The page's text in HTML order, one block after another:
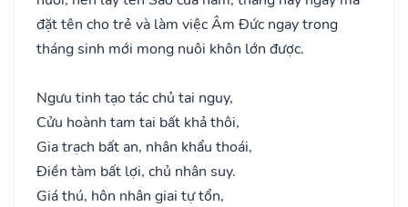
đặt tên cho trẻ và làm việc Âm Đức ngay trong
tháng sinh mới mong nuôi khôn lớn được.
Ngưu tinh tạo tác chủ tai nguy,
Cửu hoành tam tai bất khả thôi,
Gia trạch bất an, nhân khẩu thoái,
Điền tàm bất lợi, chủ nhân suy.
Giá thú, hôn nhân giai tự tổn,